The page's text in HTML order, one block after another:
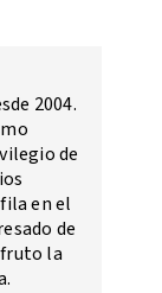
2004.
de
en el
de
la